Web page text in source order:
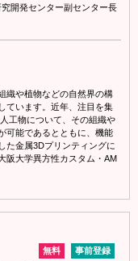
開発センター副センター長
織や植物などの自然界の構
ています。近年、注目を集
工物について、その組織や
可能であるとともに、機能
た金属3Dプリンティングに
阪大学異方性カスタム・AM
事前登録
無料